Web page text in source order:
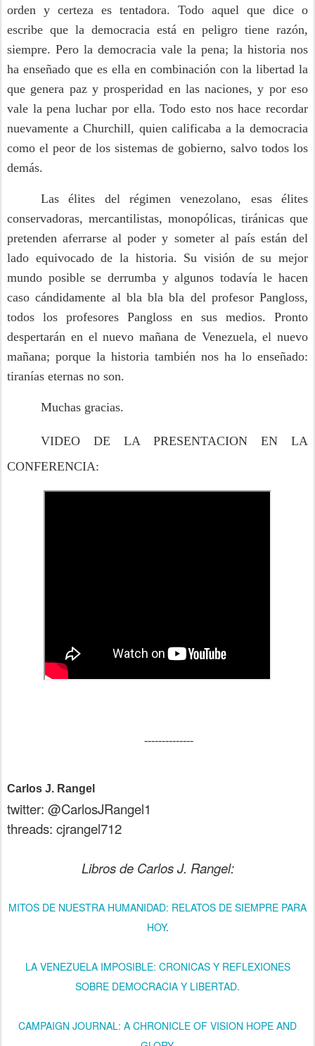
orden y certeza es tentadora. Todo aquel que dice o
escribe que la democracia está en peligro tiene razón,
siempre. Pero la democracia vale la pena; la historia nos
ha enseñado que es ella en combinación con la libertad la
que genera paz y prosperidad en las naciones, y por eso
vale la pena luchar por ella. Todo esto nos hace recordar
nuevamente a Churchill, quien calificaba a la democracia
como el peor de los sistemas de gobierno, salvo todos los
demás.
Las élites del régimen venezolano, esas élites
conservadoras, mercantilistas, monopólicas, tiránicas que
pretenden aferrarse al poder y someter al país están del
lado equivocado de la historia. Su visión de su mejor
mundo posible se derrumba y algunos todavía le hacen
caso cándidamente al bla bla bla del profesor Pangloss,
todos los profesores Pangloss en sus medios. Pronto
despertarán en el nuevo mañana de Venezuela, el nuevo
mañana; porque la historia también nos ha lo enseñado:
tiranías eternas no son.
Muchas gracias.
VIDEO DE LA PRESENTACION EN LA
CONFERENCIA:
--------------
Carlos J. Rangel
twitter: @CarlosJRangel1
threads: cjrangel712
Libros de Carlos J. Rangel:
MITOS DE NUESTRA HUMANIDAD: RELATOS DE SIEMPRE PARA
HOY.
LA VENEZUELA IMPOSIBLE: CRONICAS Y REFLEXIONES
SOBRE DEMOCRACIA Y LIBERTAD.
CAMPAIGN JOURNAL: A CHRONICLE OF VISION HOPE AND